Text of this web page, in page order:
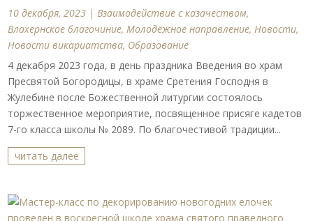
10 декабря, 2023 |Взаимодействие с казачеством,
Влахернское благочиние,Молодёжное направление,Новости,
Новости викариатства, Образование
4 декабря 2023 года, в день праздника Введения во храм
Пресвятой Богородицы, в храме Сретения Господня в
Жулебине после Божественной литургии состоялось
торжественное мероприятие, посвященное присяге кадетов
7-го класса школы № 2089. По благочестивой традиции...
читать далее